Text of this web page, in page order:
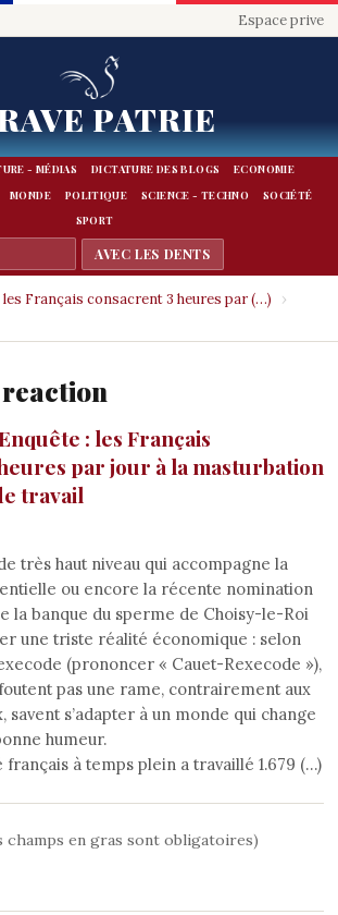
Espace prive
PATRIE
- MÉDIAS DICTATURE DES BLOGS
ECONOMIE
MONDE POLITIQUE SCIENCE - TECHNO
SOCIÉTÉ
SPORT
les Français consacrent 3 heures par (…)
›
: les Français
par jour à la masturbation
travail
très haut niveau qui accompagne la
ou encore la récente nomination
la banque du sperme de Choisy-le-Roi
une triste réalité économique : selon
(prononcer « Cauet-Rexecode »),
pas une rame, contrairement aux
savent s’adapter à un monde qui change
humeur.
français à temps plein a travaillé 1.679 (…)
en gras sont obligatoires)